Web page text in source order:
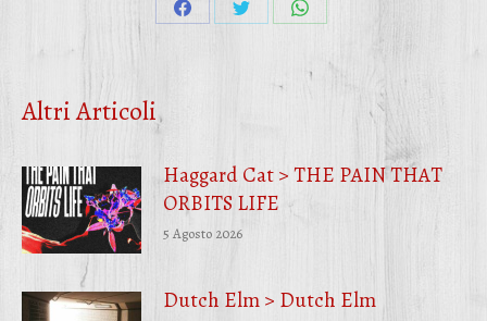
CondividiCondividi
Twitter
Condividi
Altri Articoli
Haggard Cat > THE PAIN THAT
ORBITS LIFE
5 Agosto 2026
Dutch Elm > Dutch Elm